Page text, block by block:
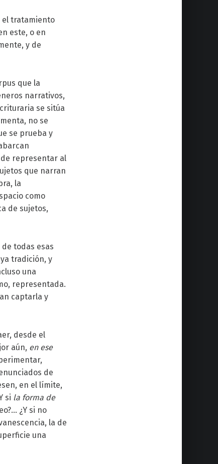
el tratamiento
este, o en
y de
que la
narrativos,
se sitúa
no se
se prueba y
representar al
que narran
la
como
de sujetos,
todas esas
tradición, y
una
representada.
captarla y
desde el
aún, en ese
de
en el límite,
si la forma de
¿Y si no
la de
una